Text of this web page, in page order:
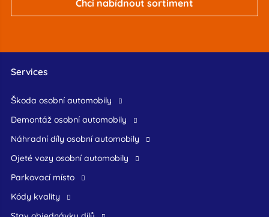
Chci nabídnout sortiment
Services
škoda osobní automobily
demontáž osobní automobily
náhradní díly osobní automobily
ojeté vozy osobní automobily
Parkovací místo
Kódy kvality